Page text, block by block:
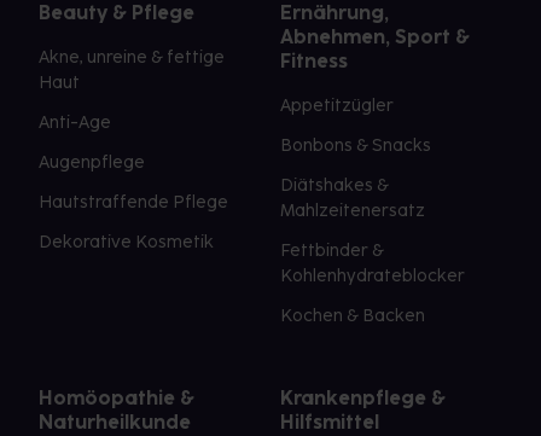
Beauty & Pflege
Akne, unreine & fettige
Haut
Anti-Age
Augenpflege
Hautstraffende Pflege
Dekorative Kosmetik
Ernährung,
Abnehmen, Sport &
Fitness
Appetitzügler
Bonbons & Snacks
Diätshakes &
Mahlzeitenersatz
Fettbinder &
Kohlenhydrateblocker
Kochen & Backen
Homöopathie &
Naturheilkunde
Krankenpflege &
Hilfsmittel